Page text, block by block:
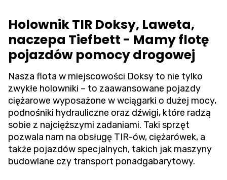
Holownik TIR Doksy, Laweta,
naczepa Tiefbett - Mamy flotę
pojazdów pomocy drogowej
Nasza flota w miejscowości Doksy to nie tylko
zwykłe holowniki – to zaawansowane pojazdy
ciężarowe wyposażone w wciągarki o dużej mocy,
podnośniki hydrauliczne oraz dźwigi, które radzą
sobie z najcięższymi zadaniami. Taki sprzęt
pozwala nam na obsługę TIR-ów, ciężarówek, a
także pojazdów specjalnych, takich jak maszyny
budowlane czy transport ponadgabarytowy.